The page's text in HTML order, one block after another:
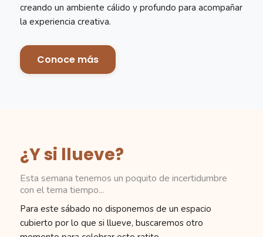
creando un ambiente cálido y profundo para acompañar
la experiencia creativa.
Conoce más
¿Y si llueve?
Esta semana tenemos un poquito de incertidumbre
con el tema tiempo...
Para este sábado no disponemos de un espacio
cubierto por lo que si llueve, buscaremos otro